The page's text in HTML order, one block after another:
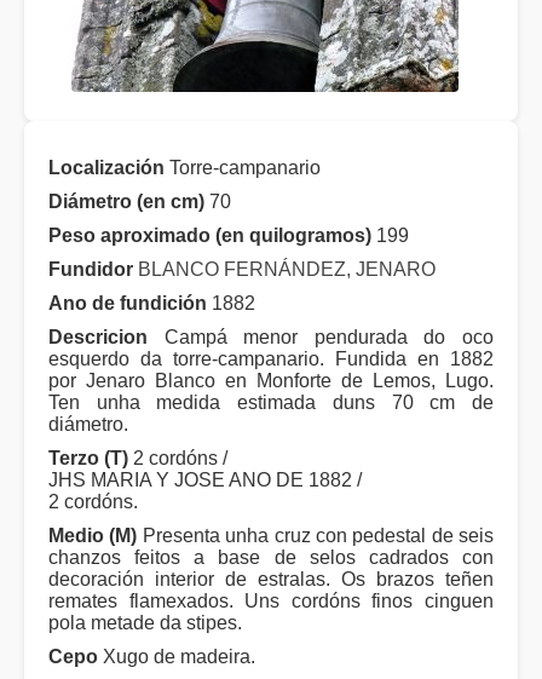
Localización Torre-campanario
Diámetro (en cm) 70
Peso aproximado (en quilogramos) 199
Fundidor BLANCO FERNÁNDEZ, JENARO
Ano de fundición 1882
Descricion Campá menor pendurada do oco
esquerdo da torre-campanario. Fundida en 1882
por Jenaro Blanco en Monforte de Lemos, Lugo.
Ten unha medida estimada duns 70 cm de
diámetro.
Terzo (T) 2 cordóns /
JHS MARIA Y JOSE ANO DE 1882 /
2 cordóns.
Medio (M) Presenta unha cruz con pedestal de seis
chanzos feitos a base de selos cadrados con
decoración interior de estralas. Os brazos teñen
remates flamexados. Uns cordóns finos cinguen
pola metade da stipes.
Cepo Xugo de madeira.